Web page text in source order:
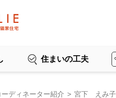
住まいの工夫
ーディネーター紹介 宮下 えみ子